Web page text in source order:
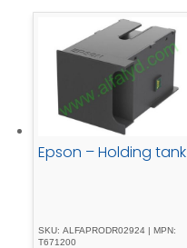
Epson – Holding tank
SKU: ALFAPRODR02924 | MPN:
T671200